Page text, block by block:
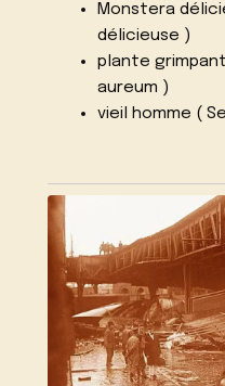
Monstera
délicieuse )
plante
aureum )
vieil homme (